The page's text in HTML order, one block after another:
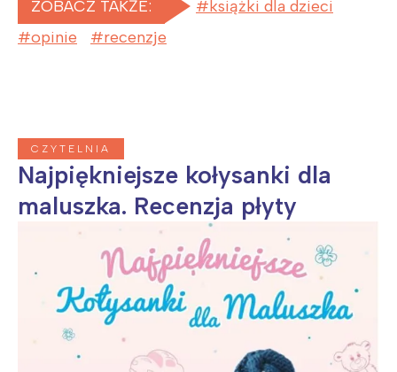
ZOBACZ TAKŻE:
książki dla dzieci
opinie
recenzje
CZYTELNIA
Najpiękniejsze kołysanki dla
maluszka. Recenzja płyty